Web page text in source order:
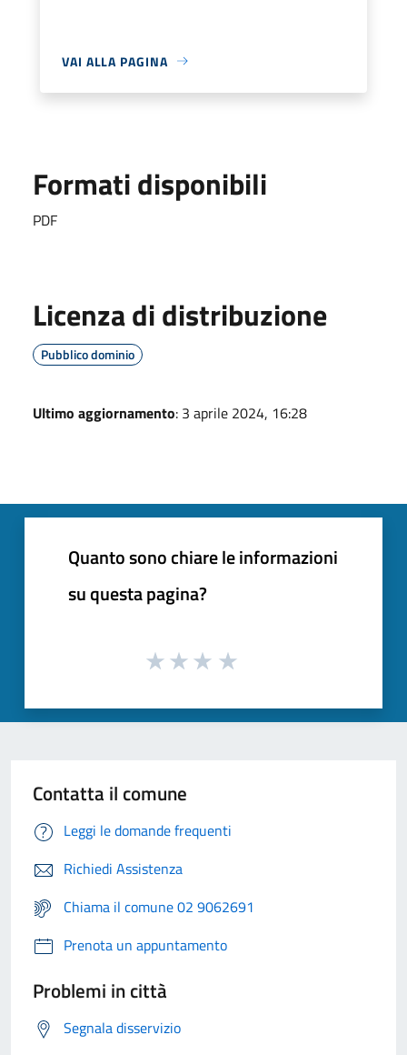
VAI ALLA PAGINA
Formati disponibili
PDF
Licenza di distribuzione
Pubblico dominio
Ultimo aggiornamento: 3 aprile 2024, 16:28
Quanto sono chiare le informazioni
su questa pagina?
Contatta il comune
Leggi le domande frequenti
Richiedi Assistenza
Chiama il comune 02 9062691
Prenota un appuntamento
Problemi in città
Segnala disservizio